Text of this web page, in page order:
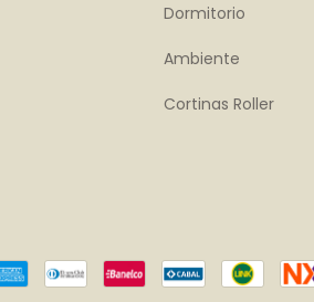
Dormitorio
Ambiente
Cortinas Roller